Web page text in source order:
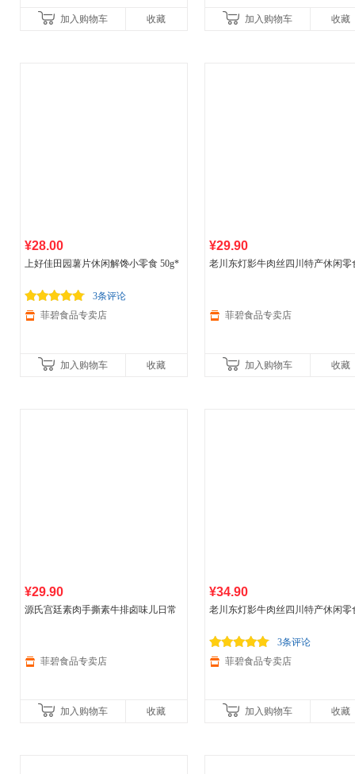
加入购物车 收藏 加入购物车 收藏
¥28.00
上好佳田园薯片休闲解馋小零食 50g*
3条评论
菲碧食品专卖店
加入购物车 收藏
¥29.90
老川东灯影牛肉丝四川特产休闲零
菲碧食品专卖店
加入购物车 收藏
¥29.90
源氏宫廷素肉手撕素牛排卤味儿日常
菲碧食品专卖店
加入购物车 收藏
¥34.90
老川东灯影牛肉丝四川特产休闲零
3条评论
菲碧食品专卖店
加入购物车 收藏